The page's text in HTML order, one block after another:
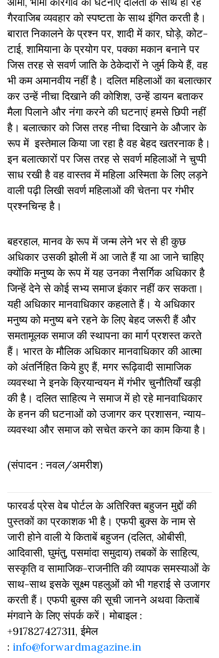
गैरवाजिब व्यवहार को स्पष्टता के साथ इंगित करती है।
बारात निकालने के प्रश्न पर, शादी में कार, घोड़े, कोट-
टाई, शामियाना के प्रयोग पर, पक्का मकान बनाने पर
जिस तरह से सवर्ण जाति के ठेकेदारों ने जुर्म किये हैं, वह
भी कम अमानवीय नहीं है। दलित महिलाओं का बलात्कार
कर उन्हें नीचा दिखाने की कोशिश, उन्हें डायन बताकर
मैला पिलाने और नंगा करने की घटनाएं हमसे छिपी नहीं
है। बलात्कार को जिस तरह नीचा दिखाने के औजार के
रूप में इस्तेमाल किया जा रहा है वह बेहद खतरनाक है।
इन बलात्कारों पर जिस तरह से सवर्ण महिलाओं ने चुप्पी
साध रखी है वह वास्तव में महिला अस्मिता के लिए लड़ने
वाली पढ़ी लिखी सवर्ण महिलाओं की चेतना पर गंभीर
प्रश्नचिन्ह है।
बहरहाल, मानव के रूप में जन्म लेने भर से ही कुछ
अधिकार उसकी झोली में आ जाते हैं या आ जाने चाहिए
क्योंकि मनुष्य के रूप में यह उनका नैसर्गिक अधिकार है
जिन्हें देने से कोई सभ्य समाज इंकार नहीं कर सकता।
यही अधिकार मानवाधिकार कहलाते हैं। ये अधिकार
मनुष्य को मनुष्य बने रहने के लिए बेहद जरूरी हैं और
समतामूलक समाज की स्थापना का मार्ग प्रशस्त करते
हैं। भारत के मौलिक अधिकार मानवाधिकार की आत्मा
को अंतर्निहित किये हुए हैं, मगर रूढ़िवादी सामाजिक
व्यवस्था ने इनके क्रियान्वयन में गंभीर चुनौतियाँ खड़ी
की है। दलित साहित्य ने समाज में हो रहे मानवाधिकार
के हनन की घटनाओं को उजागर कर प्रशासन, न्याय-
व्यवस्था और समाज को सचेत करने का काम किया है।
(संपादन : नवल/अमरीश)
फारवर्ड प्रेस वेब पोर्टल के अतिरिक्‍त बहुजन मुद्दों की
पुस्‍तकों का प्रकाशक भी है। एफपी बुक्‍स के नाम से
जारी होने वाली ये किताबें बहुजन (दलित, ओबीसी,
आदिवासी, घुमंतु, पसमांदा समुदाय) तबकों के साहित्‍य,
सस्‍क‍ृति व सामाजिक-राजनीति की व्‍यापक समस्‍याओं के
साथ-साथ इसके सूक्ष्म पहलुओं को भी गहराई से उजागर
करती हैं। एफपी बुक्‍स की सूची जानने अथवा किताबें
मंगवाने के लिए संपर्क करें। मोबाइल :
+917827427311, ईमेल
: info@forwardmagazine.in